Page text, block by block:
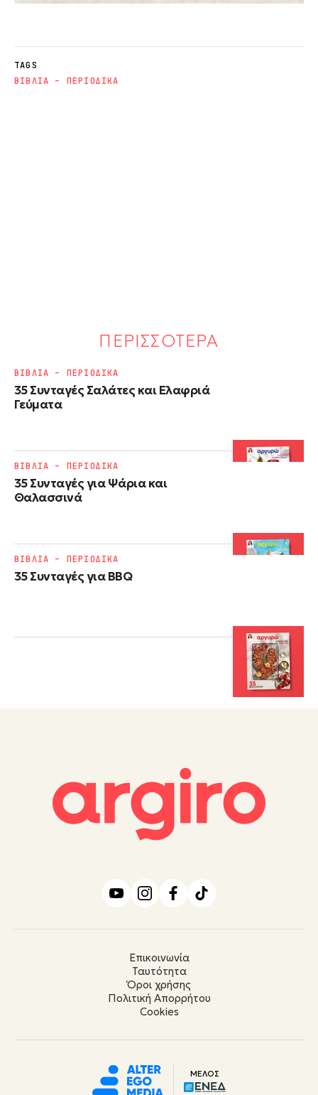
TAGS
ΒΙΒΛΙΑ – ΠΕΡΙΟΔΙΚΑ
ΠΕΡΙΣΣΟΤΕΡΑ
35 Συνταγές Σαλάτες και Ελαφριά
Γεύματα
ΒΙΒΛΙΑ – ΠΕΡΙΟΔΙΚΑ
35 Συνταγές για Ψάρια και
Θαλασσινά
ΒΙΒΛΙΑ – ΠΕΡΙΟΔΙΚΑ
35 Συνταγές για BBQ
ΒΙΒΛΙΑ – ΠΕΡΙΟΔΙΚΑ
Επικοινωνία
Ταυτότητα
Όροι χρήσης
Πολιτική Απορρήτου
Cookies
ΜΕΛΟΣ